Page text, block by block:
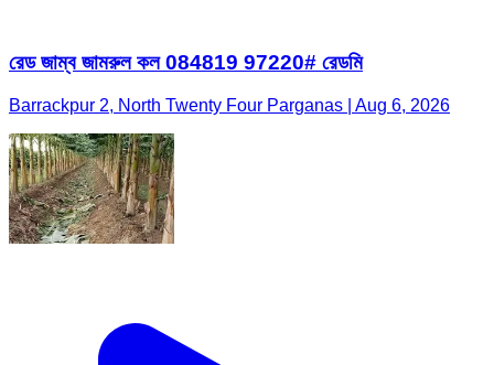
রেড জাম্ব জামরুল কল 084819 97220# রেডমি
Barrackpur 2, North Twenty Four Parganas | Aug 6, 2026